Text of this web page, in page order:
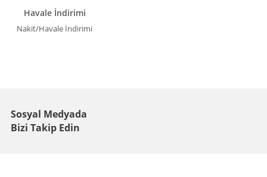
Havale İndirimi
Nakit/Havale İndirimi
Sosyal Medyada
Bizi Takip Edin